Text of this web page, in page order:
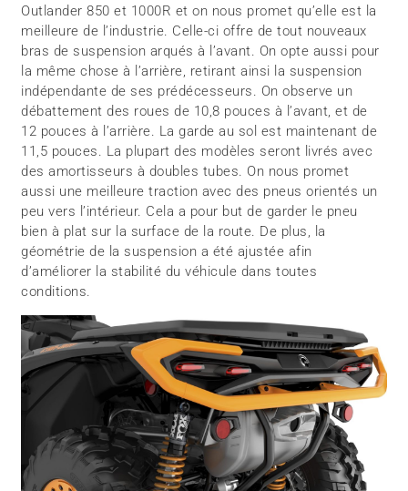
Outlander 850 et 1000R et on nous promet qu’elle est la
meilleure de l’industrie. Celle-ci offre de tout nouveaux
bras de suspension arqués à l’avant. On opte aussi pour
la même chose à l’arrière, retirant ainsi la suspension
indépendante de ses prédécesseurs. On observe un
débattement des roues de 10,8 pouces à l’avant, et de
12 pouces à l’arrière. La garde au sol est maintenant de
11,5 pouces. La plupart des modèles seront livrés avec
des amortisseurs à doubles tubes. On nous promet
aussi une meilleure traction avec des pneus orientés un
peu vers l’intérieur. Cela a pour but de garder le pneu
bien à plat sur la surface de la route. De plus, la
géométrie de la suspension a été ajustée afin
d’améliorer la stabilité du véhicule dans toutes
conditions.